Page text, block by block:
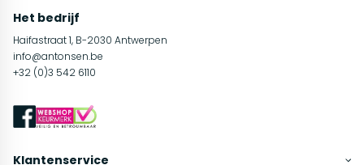
Het bedrijf
Haifastraat 1, B-2030 Antwerpen
info@antonsen.be
+32 (0)3 542 6110
Klantenservice